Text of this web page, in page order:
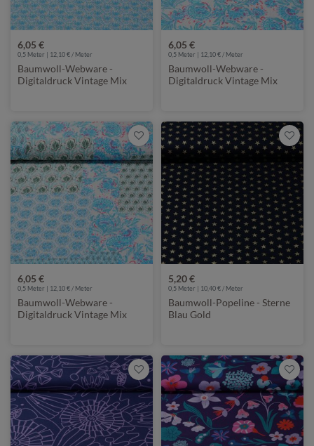
6,05 €
0,5 Meter | 12,10 € / Meter
Baumwoll-Webware -
Digitaldruck Vintage Mix
6,05 €
0,5 Meter | 12,10 € / Meter
Baumwoll-Webware -
Digitaldruck Vintage Mix
6,05 €
0,5 Meter | 12,10 € / Meter
Baumwoll-Webware -
Digitaldruck Vintage Mix
5,20 €
0,5 Meter | 10,40 € / Meter
Baumwoll-Popeline - Sterne
Blau Gold